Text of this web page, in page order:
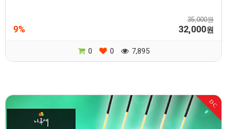
35,000원
9% 32,000원
0 0 7,895
DC